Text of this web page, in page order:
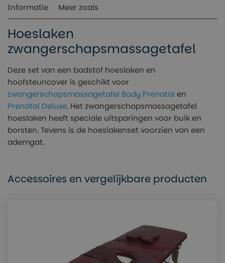
Informatie Meer zoals
Hoeslaken
zwangerschapsmassagetafel
Deze set van een badstof hoeslaken en
hoofsteuncover is geschikt voor
zwangerschapsmassagetafel Body Prenatalen
Prenatal Deluxe. Het zwangerschapsmassagetafel
hoeslaken heeft speciale uitsparingen voor buik en
borsten. Tevens is de hoeslakenset voorzien van een
ademgat.
Accessoires en vergelijkbare producten